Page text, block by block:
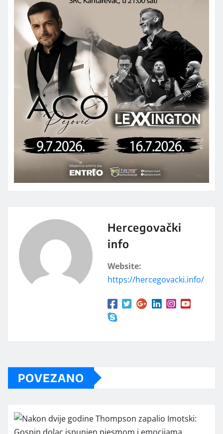
Hercegovački
info
Website:
https://hercegovacki.info/
POVEZANO